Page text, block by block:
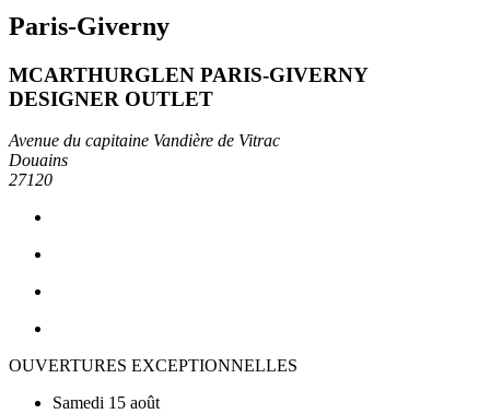
Paris-Giverny
MCARTHURGLEN PARIS-GIVERNY
DESIGNER OUTLET
Avenue du capitaine Vandière de Vitrac
Douains
27120
OUVERTURES EXCEPTIONNELLES
Samedi 15 août